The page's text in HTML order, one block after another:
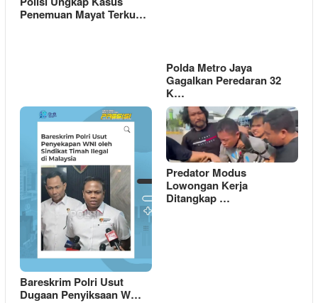
Penemuan Mayat Terku…
Polda Metro Jaya
Gagalkan Peredaran 32
K…
Bareskrim Polri Usut
Dugaan Penyiksaan W…
Predator Modus
Lowongan Kerja
Ditangkap …